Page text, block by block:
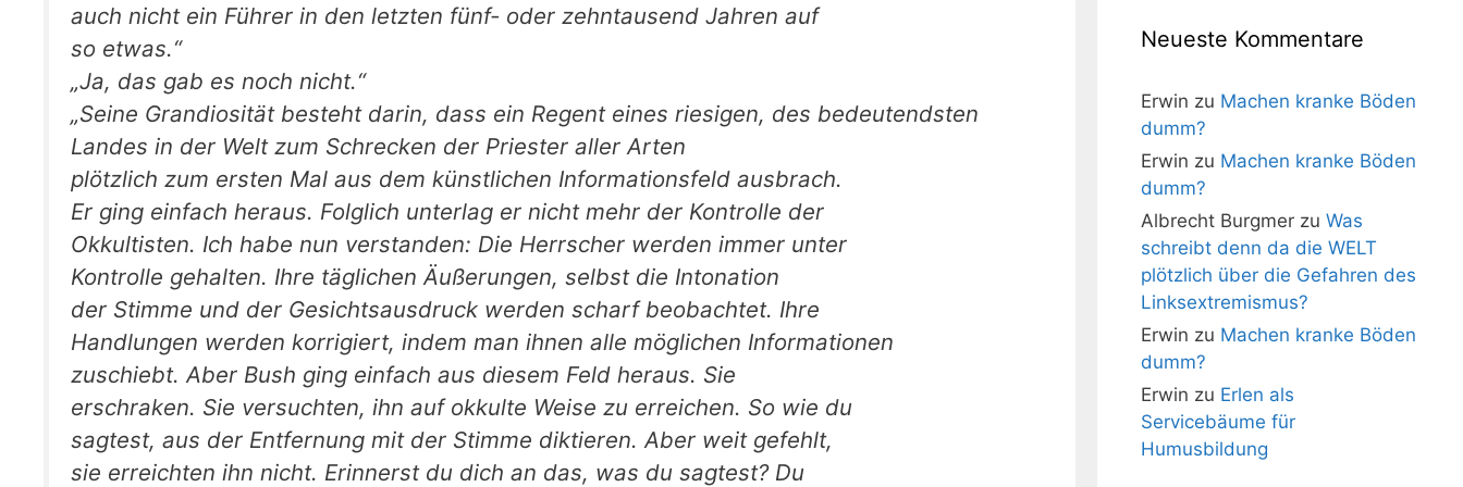
auch nicht ein Führer in den letzten fünf- oder zehntausend Jahren auf
so etwas.“
„Ja, das gab es noch nicht.“
„Seine Grandiosität besteht darin, dass ein Regent eines riesigen, des bedeutendsten
Landes in der Welt zum Schrecken der Priester aller Arten
plötzlich zum ersten Mal aus dem künstlichen Informationsfeld ausbrach.
Er ging einfach heraus. Folglich unterlag er nicht mehr der Kontrolle der
Okkultisten. Ich habe nun verstanden: Die Herrscher werden immer unter
Kontrolle gehalten. Ihre täglichen Äußerungen, selbst die Intonation
der Stimme und der Gesichtsausdruck werden scharf beobachtet. Ihre
Handlungen werden korrigiert, indem man ihnen alle möglichen Informationen
zuschiebt. Aber Bush ging einfach aus diesem Feld heraus. Sie
erschraken. Sie versuchten, ihn auf okkulte Weise zu erreichen. So wie du
sagtest, aus der Entfernung mit der Stimme diktieren. Aber weit gefehlt,
sie erreichten ihn nicht. Erinnerst du dich an das, was du sagtest? Du
Neueste Kommentare
Erwin zu Machen kranke Böden
dumm?
Erwin zu Machen kranke Böden
dumm?
Albrecht Burgmer zu Was
schreibt denn da die WELT
plötzlich über die Gefahren des
Linksextremismus?
Erwin zu Machen kranke Böden
dumm?
Erwin zu Erlen als
Servicebäume für
Humusbildung